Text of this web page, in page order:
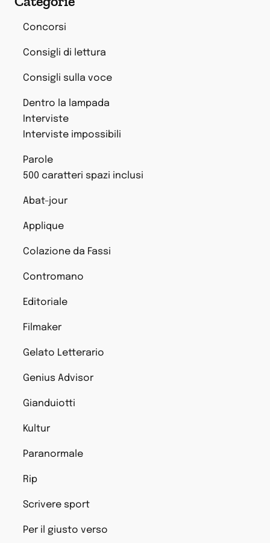
Concorsi
Consigli di lettura
Consigli sulla voce
Dentro la lampada
Interviste
Interviste impossibili
Parole
500 caratteri spazi inclusi
Abat-jour
Applique
Colazione da Fassi
Contromano
Editoriale
Filmaker
Gelato Letterario
Genius Advisor
Gianduiotti
Kultur
Paranormale
Rip
Scrivere sport
Per il giusto verso